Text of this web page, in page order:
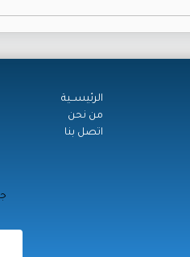
الرئيســية
من نحن
اتصل بنا